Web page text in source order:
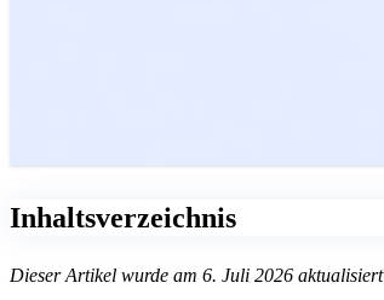
Inhaltsverzeichnis
Dieser Artikel wurde am 6. Juli 2026 aktualisiert